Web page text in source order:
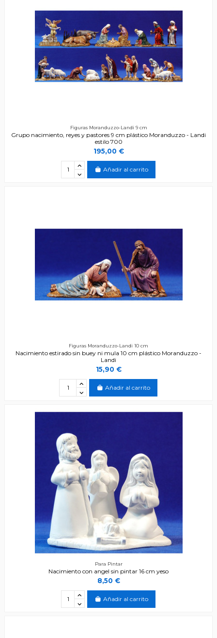
Figuras Moranduzzo-Landi 9 cm
Grupo nacimiento, reyes y pastores 9 cm plástico Moranduzzo - Landi
estilo 700
195,00 €
Añadir al carrito
Figuras Moranduzzo-Landi 10 cm
Nacimiento estirado sin buey ni mula 10 cm plástico Moranduzzo -
Landi
15,90 €
Añadir al carrito
Para Pintar
Nacimiento con angel sin pintar 16 cm yeso
8,50 €
Añadir al carrito